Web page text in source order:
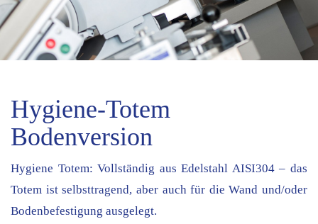
Hygiene-Totem
Bodenversion
Hygiene Totem: Vollständig aus Edelstahl AISI304 – das
Totem ist selbsttragend, aber auch für die Wand und/oder
Bodenbefestigung ausgelegt.